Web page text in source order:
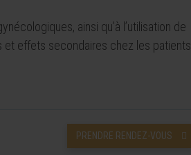
ainsi qu’à l’utilisation de
et effets secondaires chez les patients
PRENDRE RENDEZ-VOUS